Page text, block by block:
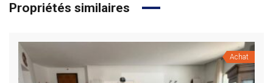
Propriétés similaires
Achat